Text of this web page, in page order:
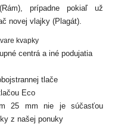
prípadne pokiaľ už
novej vlajky (Plagát).
kvapky
centrá a iné podujatia
tlače
Eco
25 mm nie je súčasťou
z našej ponuky